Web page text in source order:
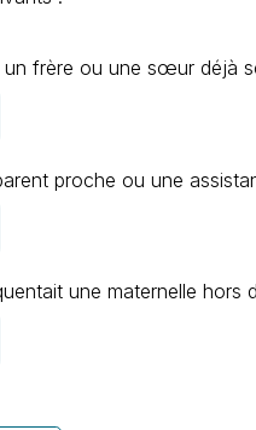
un frère ou une sœur déjà
proche ou une
une maternelle